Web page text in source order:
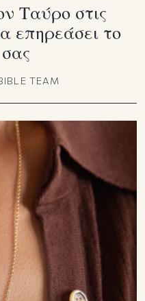
Ταύρο στις
επηρεάσει το
TEAM